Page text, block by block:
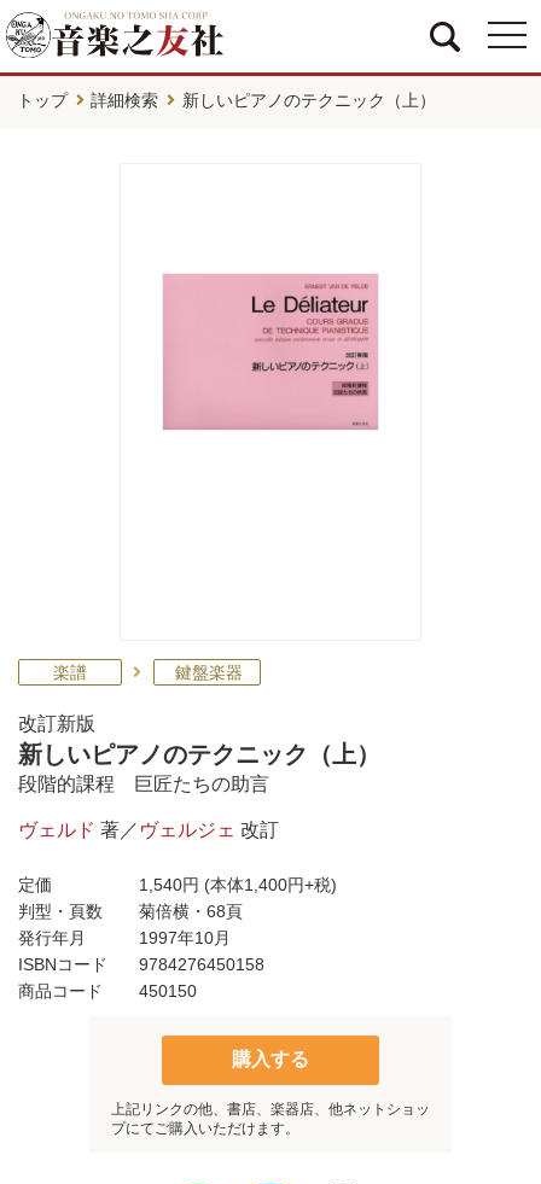
トップ 詳細検索 新しいピアノのテクニック（上）
楽譜 鍵盤楽器
改訂新版
新しいピアノのテクニック（上）
段階的課程 巨匠たちの助言
ヴェルド 著／ ヴェルジェ 改訂
定価 1,540円 (本体1,400円+税)
判型・頁数
菊倍横・68頁
発行年月
1997年10月
ISBNコード
9784276450158
商品コード
450150
購入する
上記リンクの他、書店、楽器店、他ネットショッ
プにてご購入いただけます。